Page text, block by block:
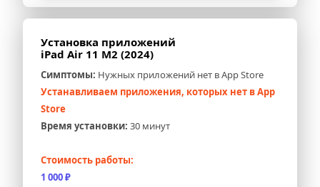
Установка приложений
iPad Air 11 M2 (2024)
Симптомы: Нужных приложений нет в App Store
Устанавливаем приложения, которых нет в App
Store
Время установки: 30 минут
Стоимость работы:
1 000 ₽